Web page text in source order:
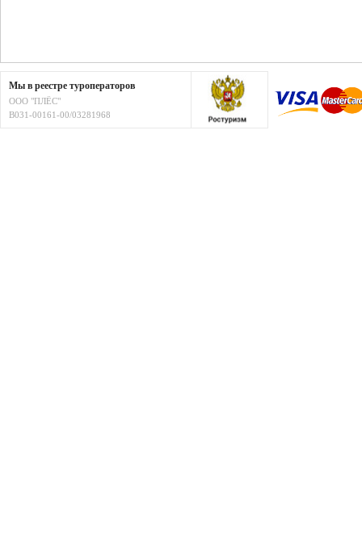
Мы в реестре туроператоров
ООО "ПЛЁС"
В031-00161-00/03281968